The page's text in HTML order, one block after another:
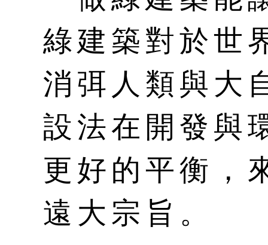
綠建築對於世
消弭人類與大
設法在開發與
更好的平衡，
遠大宗旨。